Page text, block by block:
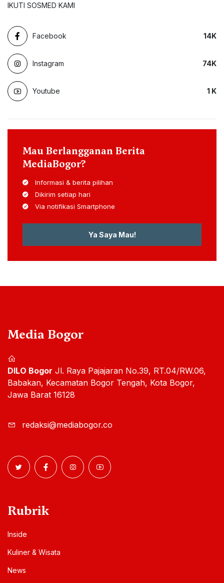
IKUTI SOSMED KAMI
Facebook 14K
Instagram 74K
Youtube 1 K
Mau Berlangganan Berita
MediaBogor?
Informasi & berita pilihan
Dikirim setiap hari
Via notifikasi Smartphone
Ya Saya Mau!
Media Bogor
DILO Bogor Jl. Raya Pajajaran No.39, RT.04/RW.06,
Babakan, Kecamatan Bogor Tengah, Kota Bogor,
Jawa Barat 16128
redaksi@mediabogor.co
Rubrik
Inside
Kuliner & Wisata
News